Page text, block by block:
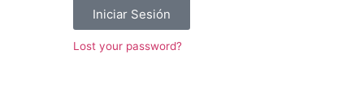
Iniciar Sesión
Lost your password?